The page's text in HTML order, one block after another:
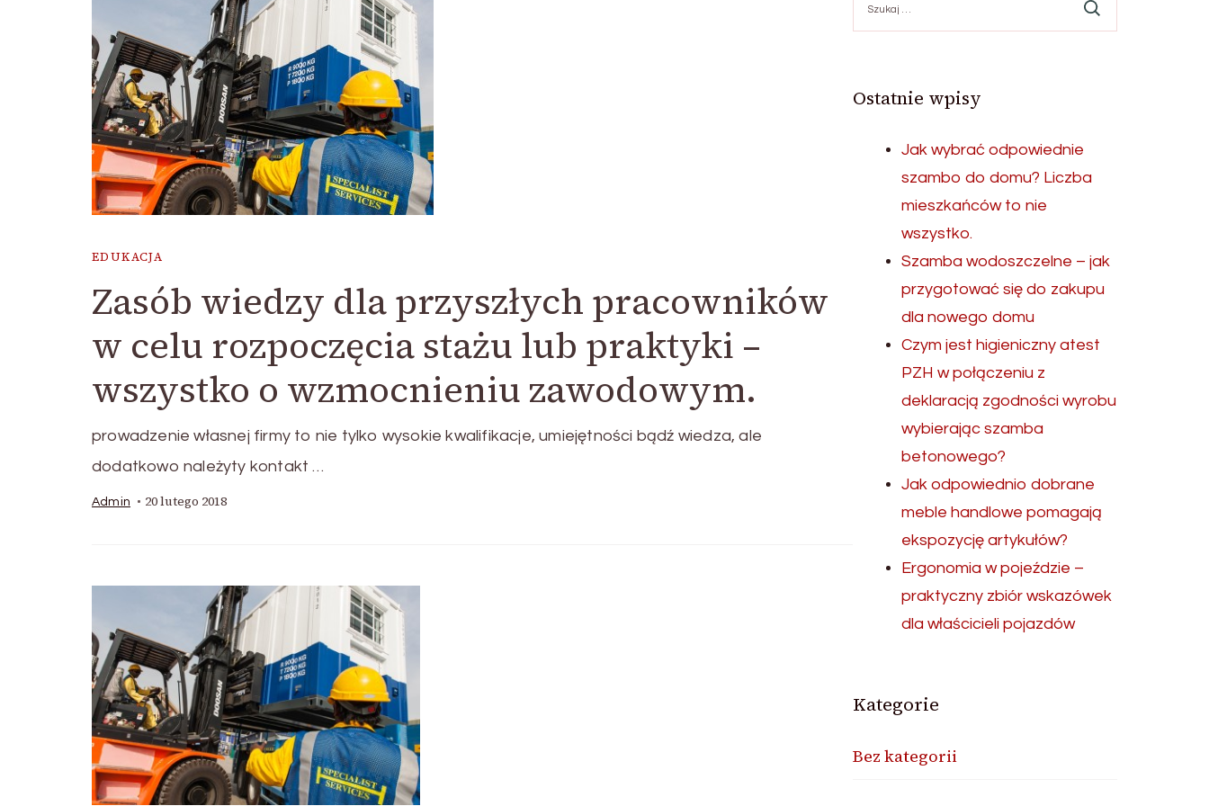
EDUKACJA
Zasób wiedzy dla przyszłych pracowników
w celu rozpoczęcia stażu lub praktyki –
wszystko o wzmocnieniu zawodowym.
prowadzenie własnej firmy to nie tylko wysokie kwalifikacje, umiejętności bądź wiedza, ale
dodatkowo należyty kontakt …
Admin 20 lutego 2018
Ostatnie wpisy
Jak wybrać odpowiednie
szambo do domu? Liczba
mieszkańców to nie
wszystko.
Szamba wodoszczelne – jak
przygotować się do zakupu
dla nowego domu
Czym jest higieniczny atest
PZH w połączeniu z
deklaracją zgodności wyrobu
wybierając szamba
betonowego?
Jak odpowiednio dobrane
meble handlowe pomagają
ekspozycję artykułów?
Ergonomia w pojeździe –
praktyczny zbiór wskazówek
dla właścicieli pojazdów
Kategorie
Bez kategorii